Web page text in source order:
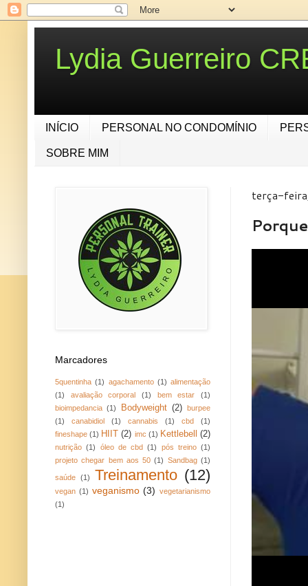
Lydia Guerreiro
INÍCIO PERSONAL NO CONDOMÍNIO
SOBRE MIM
terça-
Marcadores
5quentinha (1) agachamento (1) alimentação
(1)
avaliação corporal (1) bem estar
(1)
bioimpedancia (1) Bodyweight (2)
burpee
(1)
canabidiol (1) cannabis (1) cbd
(1)
fineshape (1) HIIT (2) imc (1) Kettlebell (2)
nutrição (1) óleo de cbd (1) pós treino (1)
projeto chegar bem aos 50 (1) Sandbag (1)
saúde (1) Treinamento (12)
vegan (1) veganismo (3) vegetarianismo
(1)